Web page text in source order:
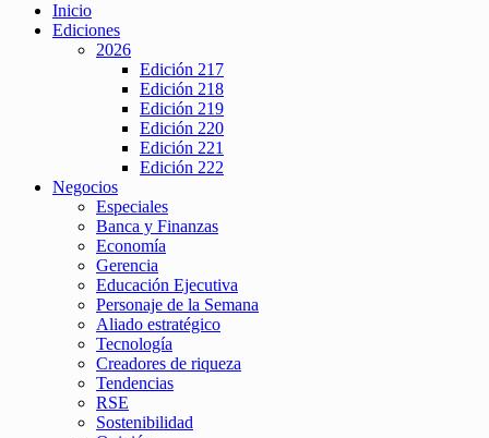
Inicio
Ediciones
2026
Edición 217
Edición 218
Edición 219
Edición 220
Edición 221
Edición 222
Negocios
Especiales
Banca y Finanzas
Economía
Gerencia
Educación Ejecutiva
Personaje de la Semana
Aliado estratégico
Tecnología
Creadores de riqueza
Tendencias
RSE
Sostenibilidad